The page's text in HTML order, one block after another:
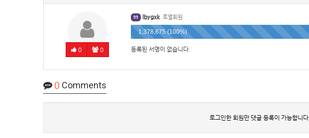
0 0
99 lbygxk 로열회원
1,378,675 (100%)
등록된 서명이 없습니다.
0 Comments
로그인한 회원만 댓글 등록이 가능합니다.